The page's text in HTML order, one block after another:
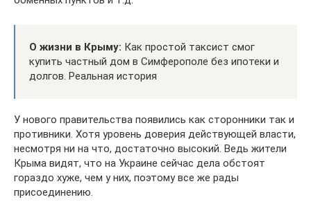
О жизни в Крыму: Как простой таксист смог
купить частный дом в Симферополе без ипотеки и
долгов. Реальная история
У нового правительства появились как сторонники так и
противники. Хотя уровень доверия действующей власти,
несмотря ни на что, достаточно высокий. Ведь жители
Крыма видят, что на Украине сейчас дела обстоят
гораздо хуже, чем у них, поэтому все же рады
присоединению.